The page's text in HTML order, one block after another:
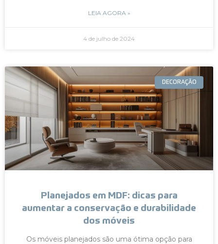
LEIA AGORA »
4 de julho de 2024
DECORAÇÃO
Planejados em MDF: dicas para
aumentar a conservação e durabilidade
dos móveis
Os móveis planejados são uma ótima opção para